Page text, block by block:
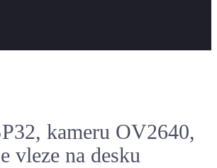
kameru OV2640,
vleze na desku